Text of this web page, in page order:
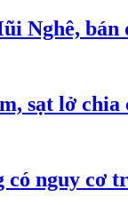
Nghê, bán
sạt lở chia
có nguy cơ